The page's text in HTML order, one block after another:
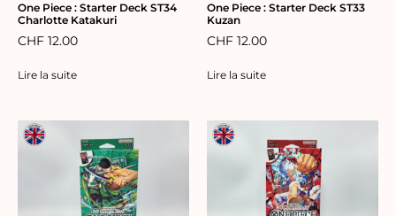
One Piece : Starter Deck ST34
Charlotte Katakuri
CHF 12.00
Lire la suite
One Piece : Starter Deck ST33
Kuzan
CHF 12.00
Lire la suite